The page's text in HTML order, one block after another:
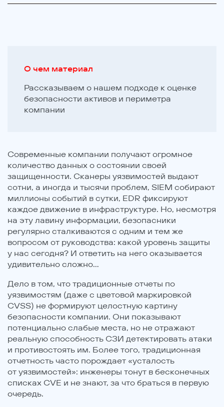
О чем материал
Рассказываем о нашем подходе к оценке
безопасности активов и периметра
компании
Современные компании получают огромное
количество данных о состоянии своей
защищенности. Сканеры уязвимостей выдают
сотни, а иногда и тысячи проблем, SIEM собирают
миллионы событий в сутки, EDR фиксируют
каждое движение в инфраструктуре. Но, несмотря
на эту лавину информации, безопасники
регулярно сталкиваются с одним и тем же
вопросом от руководства: какой уровень защиты
у нас сегодня? И ответить на него оказывается
удивительно сложно…
Дело в том, что традиционные отчеты по
уязвимостям (даже с цветовой маркировкой
CVSS) не формируют целостную картину
безопасности компании. Они показывают
потенциально слабые места, но не отражают
реальную способность СЗИ детектировать атаки
и противостоять им. Более того, традиционная
отчетность часто порождает «усталость
от уязвимостей»: инженеры тонут в бесконечных
списках CVE и не знают, за что браться в первую
очередь.